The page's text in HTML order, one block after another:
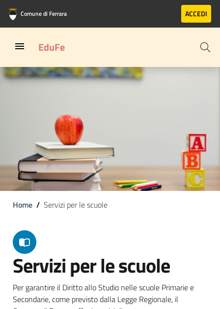
Vai al contenuto principale
Vai al footer
Comune di Ferrara ACCEDI
EduFe
Home Servizi per le scuole
Servizi per le scuole
Per garantire il Diritto allo Studio nelle scuole Primarie e
Secondarie, come previsto dalla Legge Regionale, il